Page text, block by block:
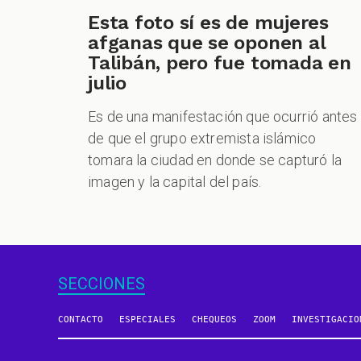
Esta foto sí es de mujeres
afganas que se oponen al
Talibán, pero fue tomada en
julio
Es de una manifestación que ocurrió antes
de que el grupo extremista islámico
tomara la ciudad en donde se capturó la
imagen y la capital del país.
SECCIONES
CONTACTO ESPECIALES CHEQUEOS ZOOM